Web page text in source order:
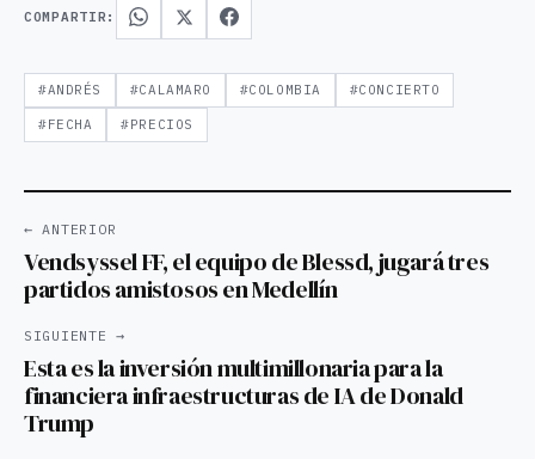
COMPARTIR:
#ANDRÉS #CALAMARO #COLOMBIA #CONCIERTO
#FECHA #PRECIOS
← ANTERIOR
Vendsyssel FF, el equipo de Blessd, jugará tres
partidos amistosos en Medellín
SIGUIENTE →
Esta es la inversión multimillonaria para la
financiera infraestructuras de IA de Donald
Trump